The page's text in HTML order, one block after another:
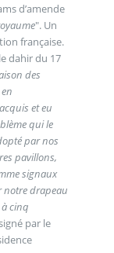
d’amende
". Un
française.
dahir du 17
des
et eu
qui le
par nos
pavillons,
signaux
notre drapeau
cinq
par le